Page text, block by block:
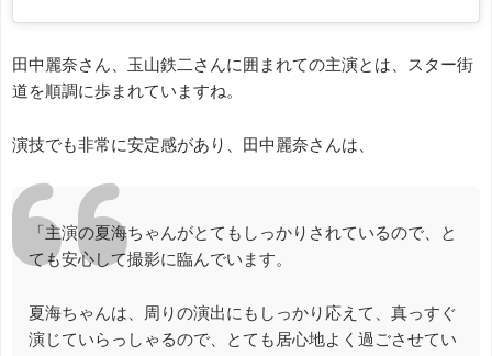
田中麗奈さん、玉山鉄二さんに囲まれての主演とは、スター街
道を順調に歩まれていますね。
演技でも非常に安定感があり、田中麗奈さんは、
「主演の夏海ちゃんがとてもしっかりされているので、と
ても安心して撮影に臨んでいます。
夏海ちゃんは、周りの演出にもしっかり応えて、真っすぐ
演じていらっしゃるので、とても居心地よく過ごさせてい